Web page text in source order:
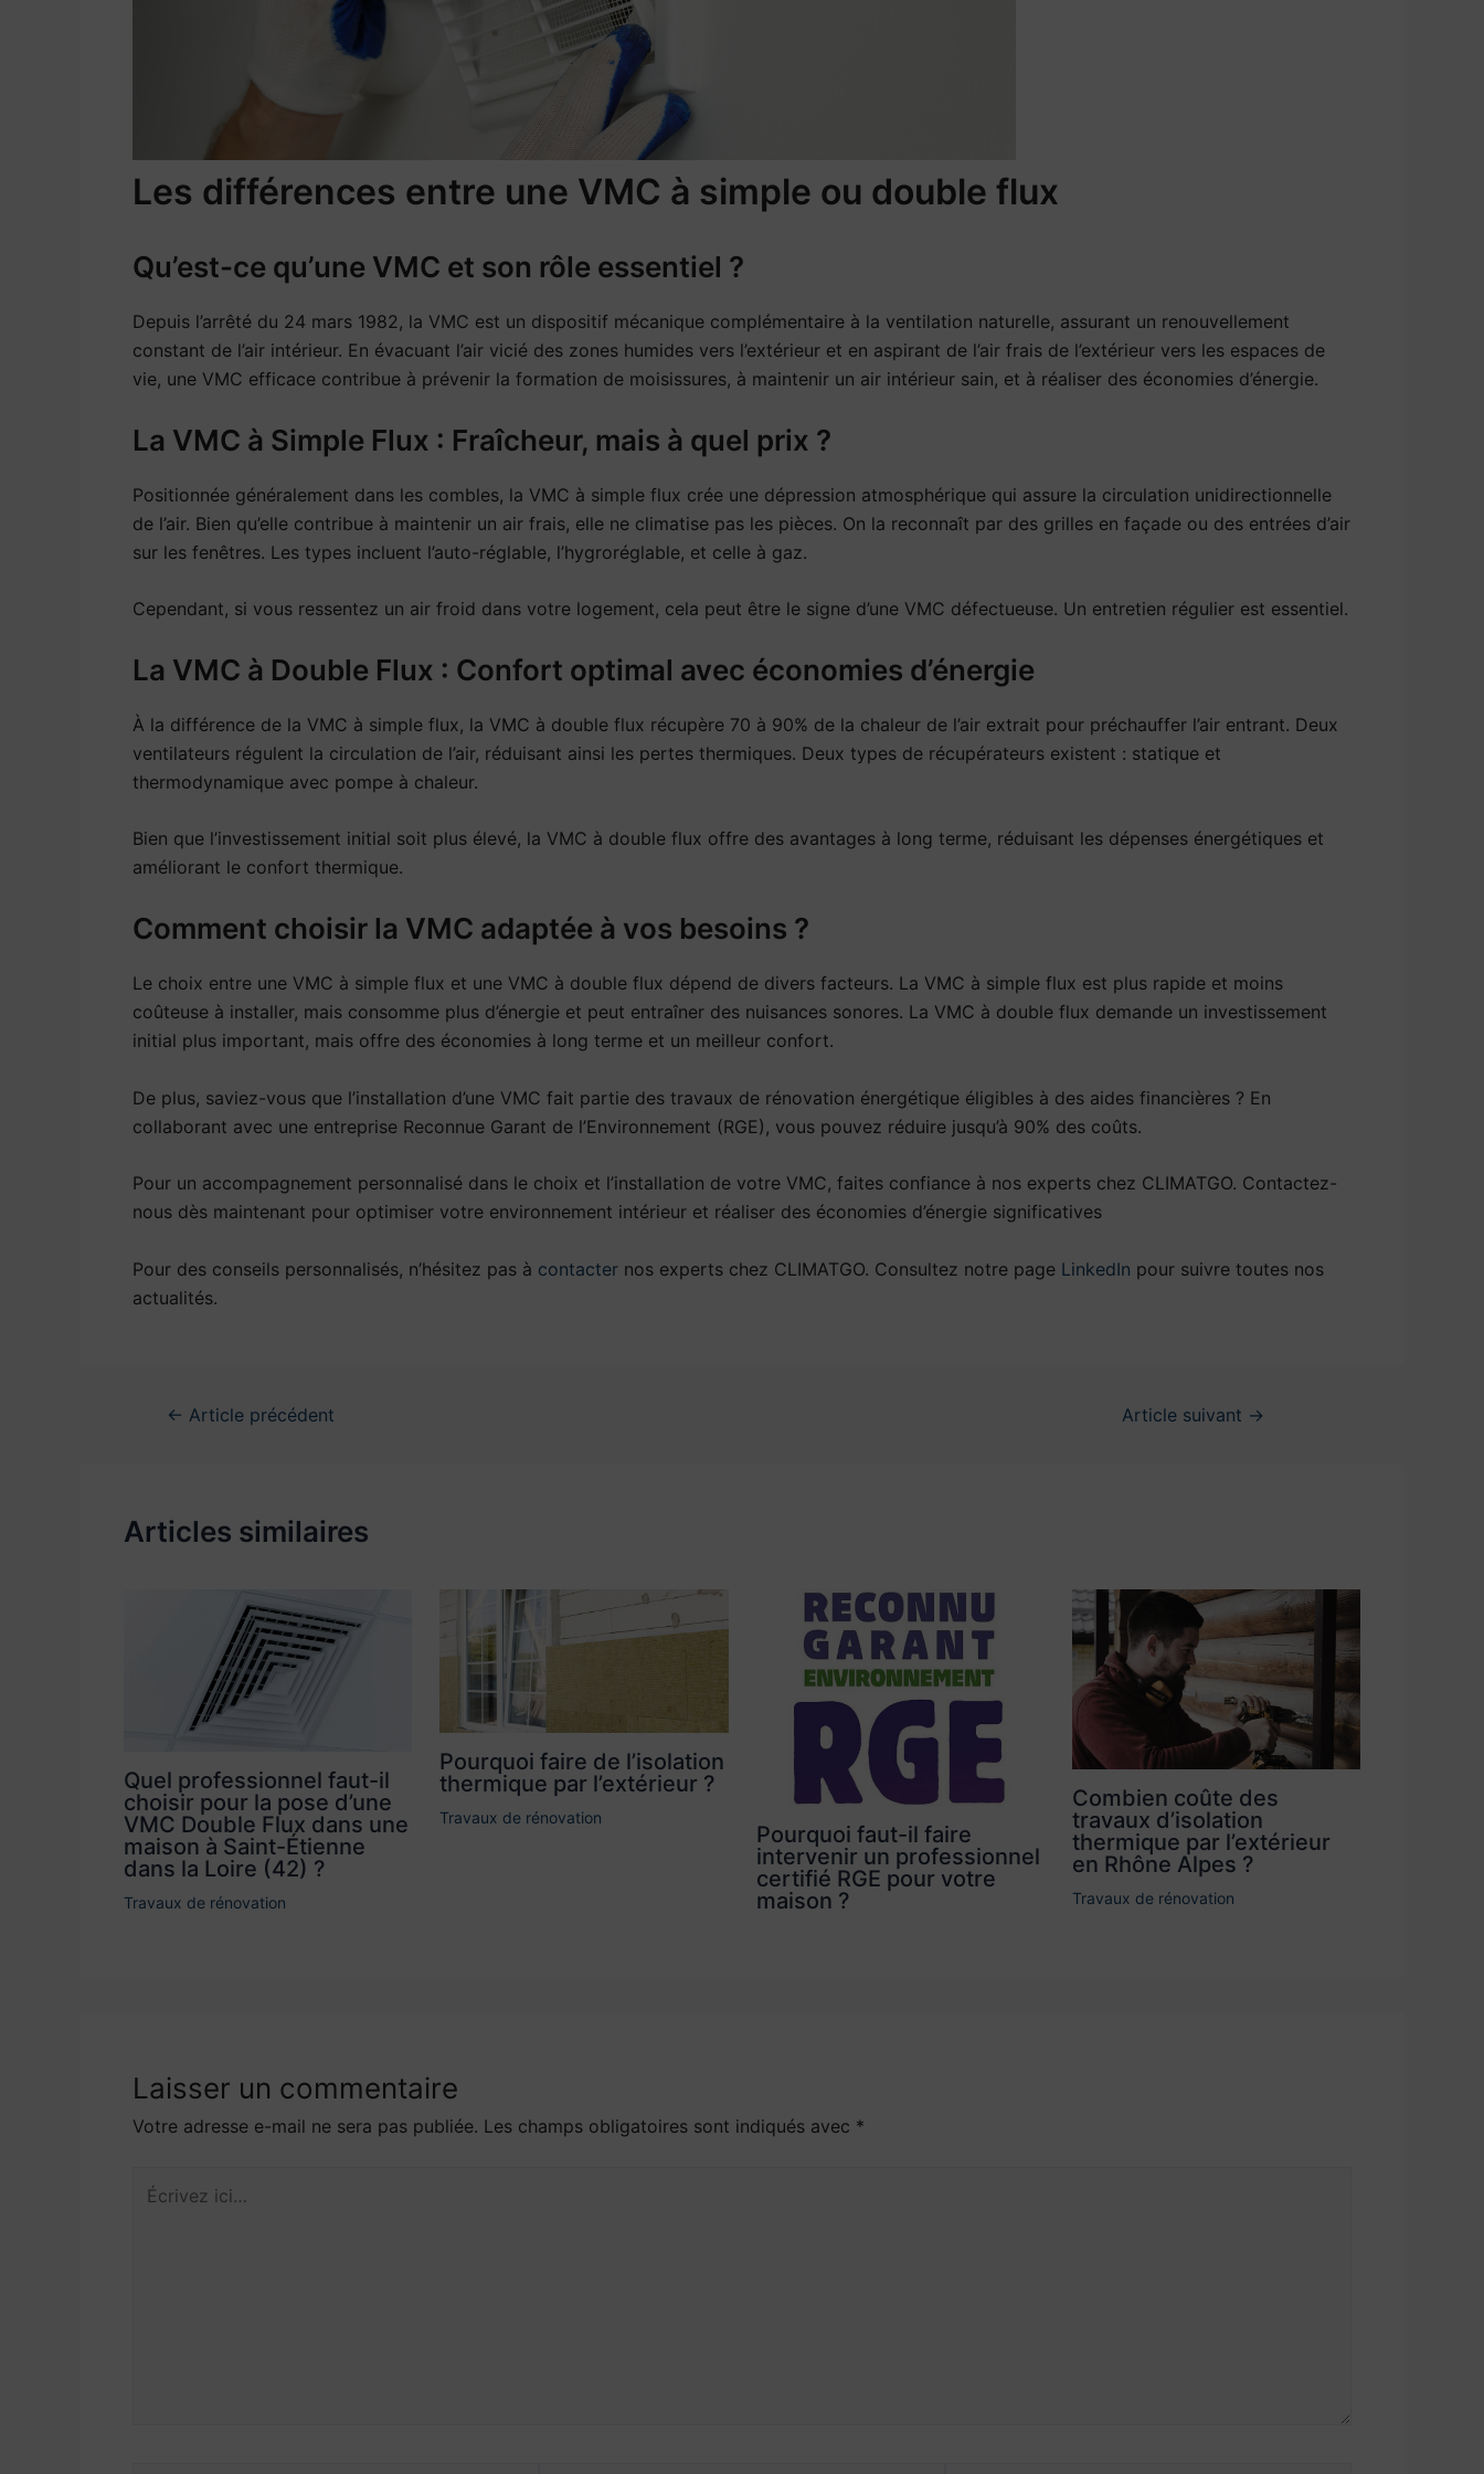
Les différences entre une VMC à simple ou double flux
Qu’est-ce qu’une VMC et son rôle essentiel ?
Depuis l’arrêté du 24 mars 1982, la VMC est un dispositif mécanique complémentaire à la ventilation naturelle, assurant un renouvellement
constant de l’air intérieur. En évacuant l’air vicié des zones humides vers l’extérieur et en aspirant de l’air frais de l’extérieur vers les espaces de
vie, une VMC efficace contribue à prévenir la formation de moisissures, à maintenir un air intérieur sain, et à réaliser des économies d’énergie.
La VMC à Simple Flux : Fraîcheur, mais à quel prix ?
Positionnée généralement dans les combles, la VMC à simple flux crée une dépression atmosphérique qui assure la circulation unidirectionnelle
de l’air. Bien qu’elle contribue à maintenir un air frais, elle ne climatise pas les pièces. On la reconnaît par des grilles en façade ou des entrées d’air
sur les fenêtres. Les types incluent l’auto-réglable, l’hygroréglable, et celle à gaz.
Cependant, si vous ressentez un air froid dans votre logement, cela peut être le signe d’une VMC défectueuse. Un entretien régulier est essentiel.
La VMC à Double Flux : Confort optimal avec économies d’énergie
À la différence de la VMC à simple flux, la VMC à double flux récupère 70 à 90% de la chaleur de l’air extrait pour préchauffer l’air entrant. Deux
ventilateurs régulent la circulation de l’air, réduisant ainsi les pertes thermiques. Deux types de récupérateurs existent : statique et
thermodynamique avec pompe à chaleur.
Bien que l’investissement initial soit plus élevé, la VMC à double flux offre des avantages à long terme, réduisant les dépenses énergétiques et
améliorant le confort thermique.
Comment choisir la VMC adaptée à vos besoins ?
Le choix entre une VMC à simple flux et une VMC à double flux dépend de divers facteurs. La VMC à simple flux est plus rapide et moins
coûteuse à installer, mais consomme plus d’énergie et peut entraîner des nuisances sonores. La VMC à double flux demande un investissement
initial plus important, mais offre des économies à long terme et un meilleur confort.
De plus, saviez-vous que l’installation d’une VMC fait partie des travaux de rénovation énergétique éligibles à des aides financières ? En
collaborant avec une entreprise Reconnue Garant de l’Environnement (RGE), vous pouvez réduire jusqu’à 90% des coûts.
Pour un accompagnement personnalisé dans le choix et l’installation de votre VMC, faites confiance à nos experts chez CLIMATGO. Contactez-
nous dès maintenant pour optimiser votre environnement intérieur et réaliser des économies d’énergie significatives
Pour des conseils personnalisés, n’hésitez pas à contacter nos experts chez CLIMATGO. Consultez notre page LinkedIn pour suivre toutes nos
actualités.
← Article précédent Article suivant →
Articles similaires
Quel professionnel faut-il
choisir pour la pose d’une
VMC Double Flux dans une
maison à Saint-Étienne
dans la Loire (42) ?
Travaux de rénovation
Pourquoi faire de l’isolation
thermique par l’extérieur ?
Travaux de rénovation
Pourquoi faut-il faire
intervenir un professionnel
certifié RGE pour votre
maison ?
Combien coûte des
travaux d’isolation
thermique par l’extérieur
en Rhône Alpes ?
Travaux de rénovation
Laisser un commentaire
Votre adresse e-mail ne sera pas publiée. Les champs obligatoires sont indiqués avec *
ici…